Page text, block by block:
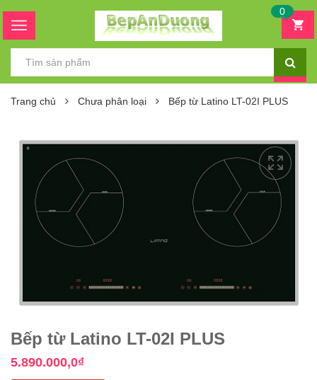
0
Trang chủ Chưa phân loại Bếp từ Latino LT-02I PLUS
Bếp từ Latino LT-02I PLUS
5.890.000,0₫